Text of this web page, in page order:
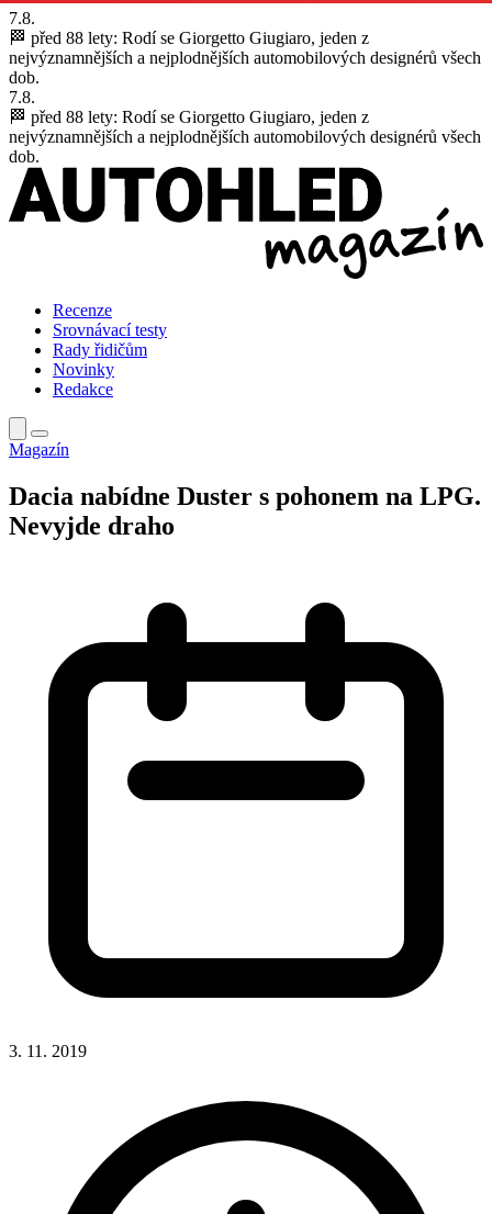
7.8.
🏁 před 88 lety: Rodí se Giorgetto Giugiaro, jeden z
nejvýznamnějších a nejplodnějších automobilových designérů všech
dob.
7.8.
🏁 před 88 lety: Rodí se Giorgetto Giugiaro, jeden z
nejvýznamnějších a nejplodnějších automobilových designérů všech
dob.
Recenze
Srovnávací testy
Rady řidičům
Novinky
Redakce
Magazín
Dacia nabídne Duster s pohonem na LPG.
Nevyjde draho
3. 11. 2019